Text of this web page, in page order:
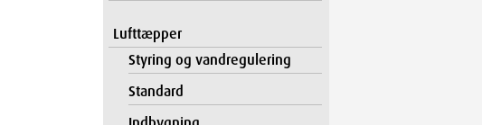
Lufttæpper
Styring og vandregulering
Standard